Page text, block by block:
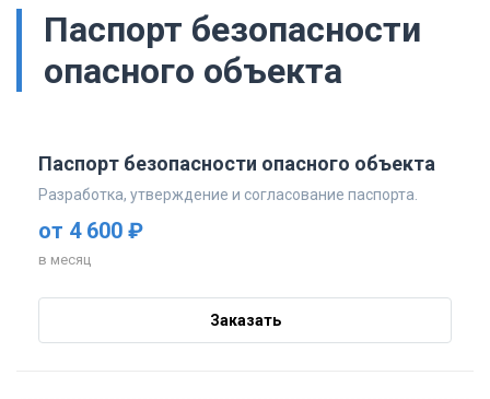
Паспорт безопасности
опасного объекта
Паспорт безопасности опасного объекта
Разработка, утверждение и согласование паспорта.
от 4 600 ₽
в месяц
Заказать